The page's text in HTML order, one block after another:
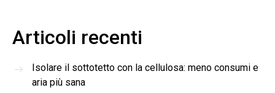
Articoli recenti
Isolare il sottotetto con la cellulosa: meno consumi e
aria più sana